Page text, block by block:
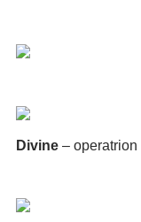
Divine –